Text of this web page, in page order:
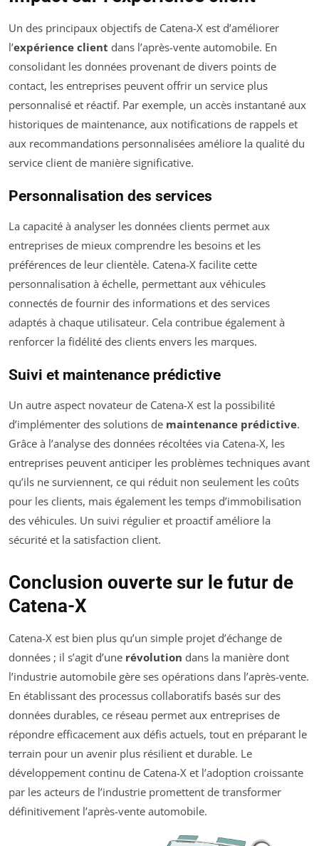
Un des principaux objectifs de Catena-X est d’améliorer
l’expérience client dans l’après-vente automobile. En
consolidant les données provenant de divers points de
contact, les entreprises peuvent offrir un service plus
personnalisé et réactif. Par exemple, un accès instantané aux
historiques de maintenance, aux notifications de rappels et
aux recommandations personnalisées améliore la qualité du
service client de manière significative.
Personnalisation des services
La capacité à analyser les données clients permet aux
entreprises de mieux comprendre les besoins et les
préférences de leur clientèle. Catena-X facilite cette
personnalisation à échelle, permettant aux véhicules
connectés de fournir des informations et des services
adaptés à chaque utilisateur. Cela contribue également à
renforcer la fidélité des clients envers les marques.
Suivi et maintenance prédictive
Un autre aspect novateur de Catena-X est la possibilité
d’implémenter des solutions de maintenance prédictive.
Grâce à l’analyse des données récoltées via Catena-X, les
entreprises peuvent anticiper les problèmes techniques avant
qu’ils ne surviennent, ce qui réduit non seulement les coûts
pour les clients, mais également les temps d’immobilisation
des véhicules. Un suivi régulier et proactif améliore la
sécurité et la satisfaction client.
Conclusion ouverte sur le futur de
Catena-X
Catena-X est bien plus qu’un simple projet d’échange de
données ; il s’agit d’une révolution dans la manière dont
l’industrie automobile gère ses opérations dans l’après-vente.
En établissant des processus collaboratifs basés sur des
données durables, ce réseau permet aux entreprises de
répondre efficacement aux défis actuels, tout en préparant le
terrain pour un avenir plus résilient et durable. Le
développement continu de Catena-X et l’adoption croissante
par les acteurs de l’industrie promettent de transformer
définitivement l’après-vente automobile.